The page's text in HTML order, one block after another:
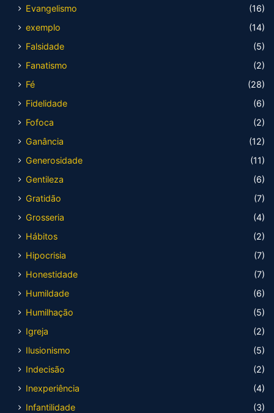
Evangelismo
(16)
exemplo
(14)
Falsidade
(5)
Fanatismo
(2)
Fé
(28)
Fidelidade
(6)
Fofoca
(2)
Ganância
(12)
Generosidade
(11)
Gentileza
(6)
Gratidão
(7)
Grosseria
(4)
Hábitos
(2)
Hipocrisia
(7)
Honestidade
(7)
Humildade
(6)
Humilhação
(5)
Igreja
(2)
Ilusionismo
(5)
Indecisão
(2)
Inexperiência
(4)
Infantilidade
(3)